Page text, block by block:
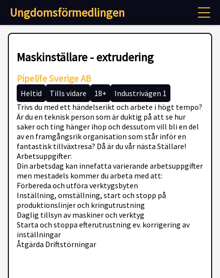
Ungdomsförmedlingen
Maskinställare - extrudering
Pipelife Sverige AB
Heltid Tills vidare 18+
Industrivägen 1
Trivs du med ett händelserikt och arbete i högt tempo?
Är du en teknisk person som är duktig på att se hur
saker och ting hänger ihop och dessutom vill bli en del
av en framgångsrik organisation som står inför en
fantastisk tillväxtresa? Då är du vår nästa Ställare!
Arbetsuppgifter:
Din arbetsdag kan innefatta varierande arbetsuppgifter
men mestadels kommer du arbeta med att:
Förbereda och utföra verktygsbyten
Inställning, omställning, start och stopp på
produktionslinjer och kringutrustning
Daglig tillsyn av maskiner och verktyg
Starta och stoppa efterutrustning ev. korrigering av
inställningar
Åtgärda Driftstörningar